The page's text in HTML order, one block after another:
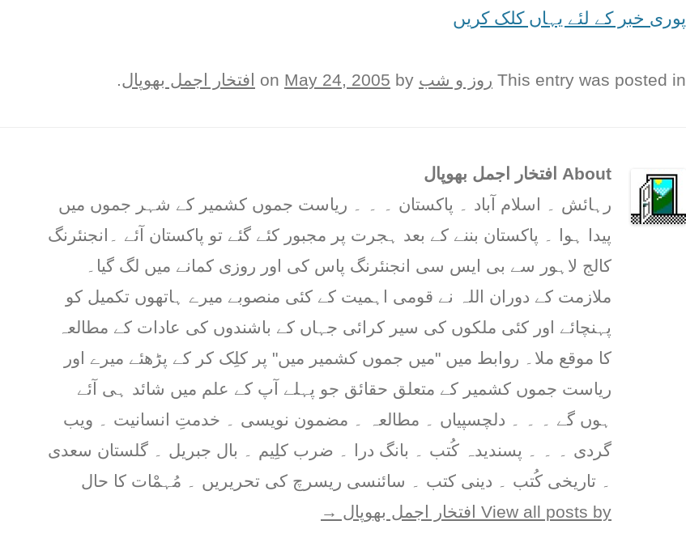
پوری خبر کے لئے یہاں کلک کریں
This entry was posted in روز و شب May 24, 2005 by افتخار اجمل بھوپال.
About افتخار اجمل بھوپال
رہائش ۔ اسلام آباد ۔ پاکستان ۔ ۔ ۔ ریاست جموں کشمیر کے شہر جموں میں
پیدا ہوا ۔ پاکستان بننے کے بعد ہجرت پر مجبور کئے گئے تو پاکستان آئے ۔انجنئرنگ
کالج لاہور سے بی ایس سی انجنئرنگ پاس کی اور روزی کمانے میں لگ گیا۔
ملازمت کے دوران اللہ نے قومی اہمیت کے کئی منصوبے میرے ہاتھوں تکمیل کو
پہنچائے اور کئی ملکوں کی سیر کرائی جہاں کے باشندوں کی عادات کے مطالعہ
کا موقع ملا۔ روابط میں "میں جموں کشمیر میں" پر کلِک کر کے پڑھئے میرے اور
ریاست جموں کشمیر کے متعلق حقائق جو پہلے آپ کے علم میں شائد ہی آئے
ہوں گے ۔ ۔ ۔ دلچسپیاں ۔ مطالعہ ۔ مضمون نویسی ۔ خدمتِ انسانیت ۔ ویب
گردی ۔ ۔ ۔ پسندیدہ کُتب ۔ بانگ درا ۔ ضرب کلِیم ۔ بال جبریل ۔ گلستان سعدی
۔ تاریخی کُتب ۔ دینی کتب ۔ سائنسی ریسرچ کی تحریریں ۔ مُہمْات کا حال
View all posts by افتخار اجمل بھوپال
→